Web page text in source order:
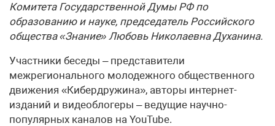
Комитета Государственной Думы РФ по
образованию и науке, председатель Российского
общества «Знание» Любовь Николаевна Духанина.
Участники беседы – представители
межрегионального молодежного общественного
движения «Кибердружина», авторы интернет-
изданий и видеоблогеры – ведущие научно-
популярных каналов на YouTube.